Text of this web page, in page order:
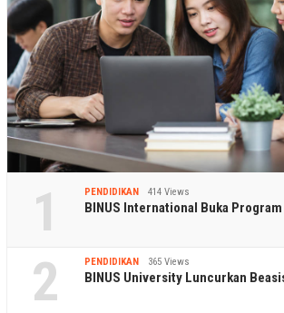
1 PENDIDIKAN 414 Views
BINUS International Buka
2 PENDIDIKAN 365 Views
BINUS University Luncurkan